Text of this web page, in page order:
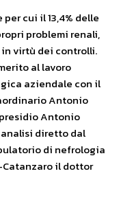
cui il 13,4% delle
problemi renali,
in virtù dei controlli.
al lavoro
aziendale con il
Antonio
Antonio
diretto dal
di nefrologia
il dottor